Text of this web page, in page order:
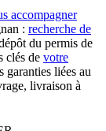
accompagner
: recherche de
du permis de
clés de votre
garanties liées au
livraison à